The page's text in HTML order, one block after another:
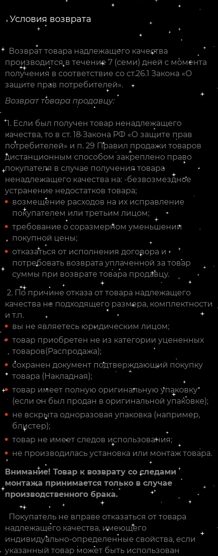
Условия возврата
Возврат товара надлежащего качества
производится в течение 7 (семи) дней с момента
получения в соответствие со ст.26.1 Закона «О
защите прав потребителей».
Возврат товара продавцу:
1. Если был получен товар ненадлежащего
качества, то в ст. 18 Закона РФ «О защите прав
потребителей» и п. 29 Правил продажи товаров
дистанционным способом закреплено право
покупателя в случае получения товара
ненадлежащего качества на: -безвозмездное
устранение недостатков товара;
возмещение расходов на их исправление
покупателем или третьим лицом;
требование о соразмерном уменьшении
покупной цены;
отказаться от исполнения договора и
потребовать возврата уплаченной за товар
суммы при возврате товара продавцу.
2. По причине отказа от товара надлежащего
качества не подходящего размера, комплектности
и т.п.
вы не являетесь юридическим лицом;
товар приобретен не из категории уцененных
товаров(Распродажа);
сохранен документ подтверждающий покупку
товара (Накладная);
товар имеет полную оригинальную упаковку
(если он был продан в оригинальной упаковке);
не вскрыта одноразовая упаковка (например,
блистер);
товар не имеет следов использования;
не производилась установка или монтаж товара.
Внимание! Товар к возврату со следами
монтажа принимается только в случае
производственного брака.
Покупатель не вправе отказаться от товара
надлежащего качества, имеющего
индивидуально-определенные свойства, если
указанный товар может быть использован